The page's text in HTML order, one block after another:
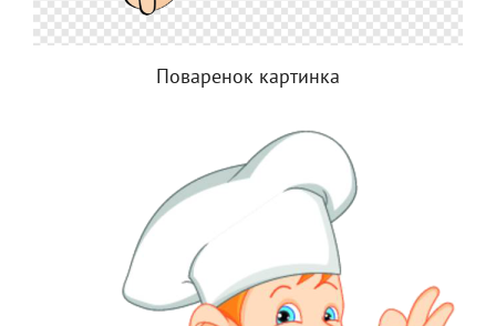
Поваренок картинка